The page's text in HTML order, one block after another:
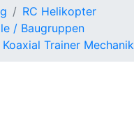
RC Helikopter
/ Baugruppen
Trainer Mechanik